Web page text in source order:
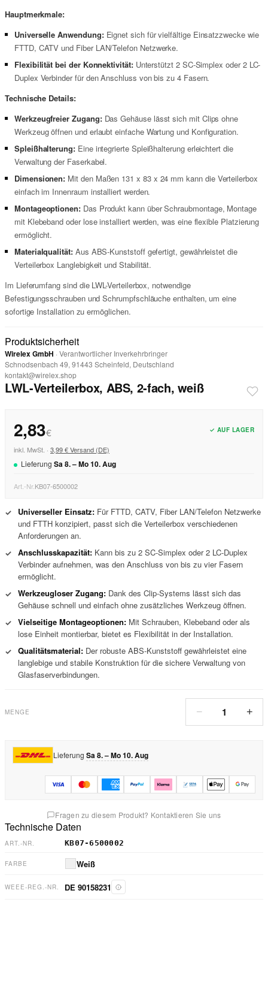
Hauptmerkmale:
Universelle Anwendung:Eignet sich für vielfältige Einsatzzwecke wie
FTTD, CATV und Fiber LAN/Telefon Netzwerke.
Flexibilität bei der Konnektivität:Unterstützt 2 SC-Simplex oder 2 LC-
Duplex Verbinder für den Anschluss von bis zu 4 Fasern.
Technische Details:
Werkzeugfreier Zugang:Das Gehäuse lässt sich mit Clips ohne
Werkzeug öffnen und erlaubt einfache Wartung und Konfiguration.
Spleißhalterung:Eine integrierte Spleißhalterung erleichtert die
Verwaltung der Faserkabel.
Dimensionen: Mit den Maßen 131 x 83 x 24 mm kann die Verteilerbox
einfach im Innenraum installiert werden.
Montageoptionen:Das Produkt kann über Schraubmontage, Montage
mit Klebeband oder lose installiert werden, was eine flexible Platzierung
ermöglicht.
Materialqualität:Aus ABS-Kunststoff gefertigt, gewährleistet die
Verteilerbox Langlebigkeit und Stabilität.
Im Lieferumfang sind die LWL-Verteilerbox, notwendige
Befestigungsschrauben und Schrumpfschläuche enthalten, um eine
sofortige Installation zu ermöglichen.
Produktsicherheit
Wirelex GmbH · Verantwortlicher Inverkehrbringer
Schnodsenbach 49, 91443 Scheinfeld, Deutschland
kontakt@wirelex.shop
LWL-Verteilerbox, ABS, 2-fach, weiß
2,83€ ✓ AUF LAGER
inkl. MwSt. · 3,99 € Versand (DE)
Lieferung Sa8. –Mo10.Aug
Art.-Nr.KB07-6500002
✓ Universeller Einsatz: Für FTTD, CATV, Fiber LAN/Telefon Netzwerke
und FTTH konzipiert, passt sich die Verteilerbox verschiedenen
Anforderungen an.
✓ Anschlusskapazität: Kann bis zu 2 SC-Simplex oder 2 LC-Duplex
Verbinder aufnehmen, was den Anschluss von bis zu vier Fasern
ermöglicht.
✓ Werkzeugloser Zugang: Dank des Clip-Systems lässt sich das
Gehäuse schnell und einfach ohne zusätzliches Werkzeug öffnen.
✓ Vielseitige Montageoptionen: Mit Schrauben, Klebeband oder als
lose Einheit montierbar, bietet es Flexibilität in der Installation.
✓ Qualitätsmaterial: Der robuste ABS-Kunststoff gewährleistet eine
langlebige und stabile Konstruktion für die sichere Verwaltung von
Glasfaserverbindungen.
MENGE − 1 +
Lieferung Sa 8. – Mo 10. Aug
Fragen zu diesem Produkt? Kontaktieren Sie uns
Technische Daten
ART.-NR. KB07-6500002
FARBE Weiß
WEEE-REG.-NR. DE 90158231